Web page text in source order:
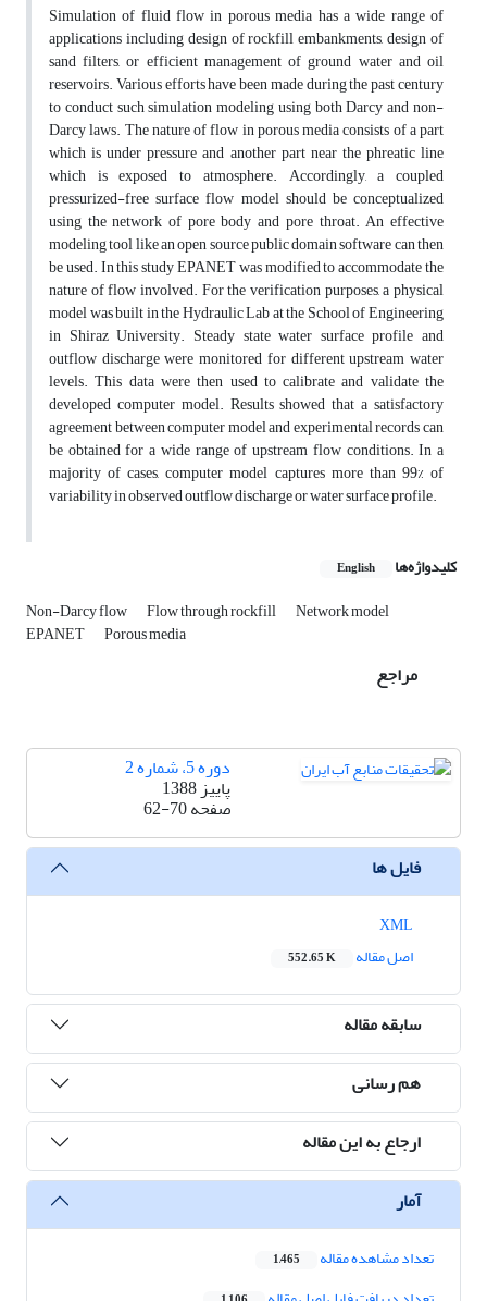
Simulation of fluid flow in porous media has a wide range of
applications including design of rockfill embankments, design of
sand filters, or efficient management of ground water and oil
reservoirs. Various efforts have been made during the past century
to conduct such simulation modeling using both Darcy and non-
Darcy laws. The nature of flow in porous media consists of a part
which is under pressure and another part near the phreatic line
which is exposed to atmosphere. Accordingly, a coupled
pressurized-free surface flow model should be conceptualized
using the network of pore body and pore throat. An effective
modeling tool like an open source public domain software can then
be used. In this study EPANET was modified to accommodate the
nature of flow involved. For the verification purposes, a physical
model was built in the Hydraulic Lab at the School of Engineering
in Shiraz University. Steady state water surface profile and
outflow discharge were monitored for different upstream water
levels. This data were then used to calibrate and validate the
developed computer model. Results showed that a satisfactory
agreement between computer model and experimental records can
be obtained for a wide range of upstream flow conditions. In a
majority of cases, computer model captures more than 99% of
variability in observed outflow discharge or water surface profile.
کلیدواژه‌ها English
Non-Darcy flow Flow through rockfill Network model
EPANET Porous media
مراجع
دوره 5، شماره 2
پاییز 1388
صفحه62-70
فایل ها
اصل مقاله
552.65 K
سابقه مقاله
هم رسانی
ارجاع به این مقاله
آمار
تعداد مشاهده مقاله 1,465